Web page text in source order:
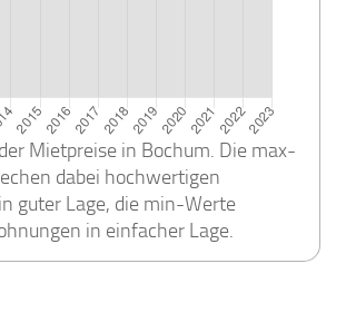
Mietpreise in Bochum. Die max-
dabei hochwertigen
guter Lage, die min-Werte
in einfacher Lage.